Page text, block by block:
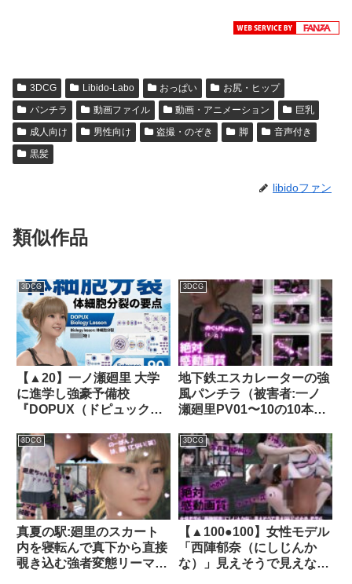
3DCG Libido-Labo おっぱい
お尻・ヒップ
パンチラ
動画ファイル 動画・アニメーション
巨乳
成人向け
男性向け 盗撮・のぞき 脚
音声付き
黒髪
libidoファン
類似作品
3DCG
【▲20】一ノ瀬廻里 大学
に進学し強豪予備校
『DOPUX（ドピュック
物講師に！（Vol.009:体細
胞分裂）｜d_787222
3DCG
地下鉄エスカレーターの強
風パンチラ（被害者:一ノ
瀬廻里PV01〜10の10本入
Libido-Labo
3DCG
真夏の駅:廻里のスカート
内を寝転んで真下から直接
覗き込む強者変態リーマ
3DCG
【▲100●100】女性モデル
「西陣郁奈（にしじんか
な）」見えそうで見えない